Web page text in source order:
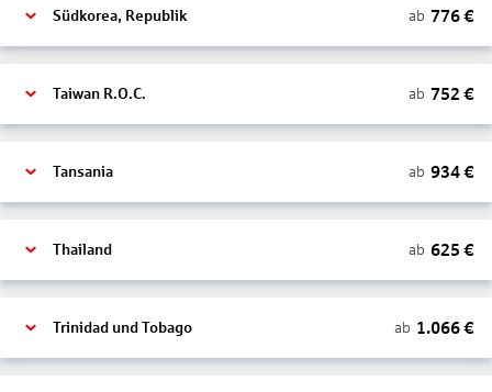
Südkorea, Republik ab 776€
Taiwan R.O.C. ab 752 €
Tansania ab 934€
Thailand ab 625 €
Trinidad und Tobago ab 1.066€